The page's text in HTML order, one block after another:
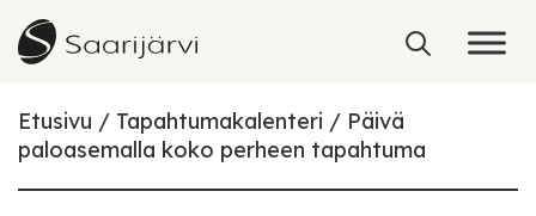
Skip to content
Etusivu Tapahtumakalenteri
Päivä
paloasemalla koko perheen tapahtuma